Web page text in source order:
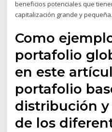
beneficios potenciales que
capitalización grande y pequeña.
Como
portafolio
en este
portafolio
distribución
de los